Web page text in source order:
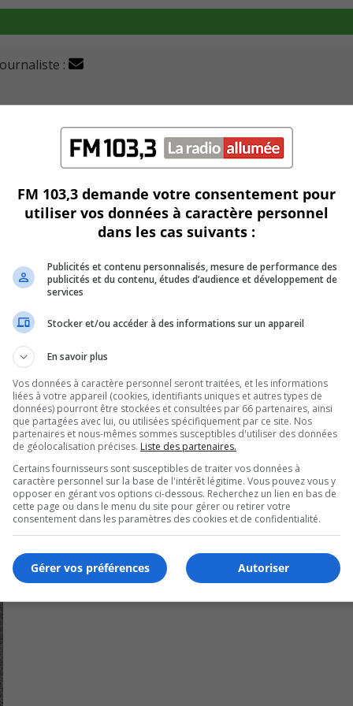
:
ce vendredi pour revendiquer eux aussi
du cégep pour manifester.
l’établissement indique suspendre l’enseignement
ce sont ceux en Denturologie, 2e et 3e année, ceux qui
et le personnel peut y circuler.
l’établissement.
FM 103,3 demande votre consentement pour
utiliser vos données à caractère personnel
dans les cas suivants :
Publicités et contenu personnalisés, mesure de performance des
publicités et du contenu, études d’audience et développement de
services
Stocker et/ou accéder à des informations sur un appareil
En savoir plus
Vos données à caractère personnel seront traitées, et les informations
liées à votre appareil (cookies, identifiants uniques et autres types de
données) pourront être stockées et consultées par 66 partenaires, ainsi
que partagées avec lui, ou utilisées spécifiquement par ce site. Nos
partenaires et nous-mêmes sommes susceptibles d'utiliser des données
de géolocalisation précises. Liste des partenaires.
Certains fournisseurs sont susceptibles de traiter vos données à
caractère personnel sur la base de l'intérêt légitime. Vous pouvez vous y
opposer en gérant vos options ci-dessous. Recherchez un lien en bas de
cette page ou dans le menu du site pour gérer ou retirer votre
consentement dans les paramètres des cookies et de confidentialité.
Autoriser
Gérer vos préférences